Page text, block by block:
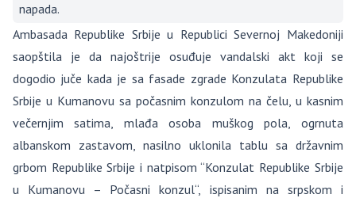
napada.
Ambasada Republike Srbije u Republici Severnoj Makedoniji
saopštila je da najoštrije osuđuje vandalski akt koji se
dogodio juče kada je sa fasade zgrade Konzulata Republike
Srbije u Kumanovu sa počasnim konzulom na čelu, u kasnim
večernjim satima, mlađa osoba muškog pola, ogrnuta
albanskom zastavom, nasilno uklonila tablu sa državnim
grbom Republike Srbije i natpisom “Konzulat Republike Srbije
u Kumanovu – Počasni konzul“, ispisanim na srpskom i